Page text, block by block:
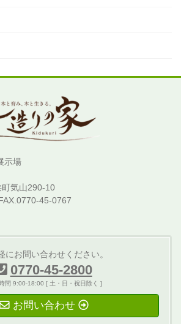
示場
気山290-10
45-0767
にお問い合わせください。
0770-45-2800
間 9:00-18:00 [ 土・日・祝日除く ]
お問い合わせ